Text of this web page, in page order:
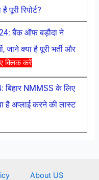
क्लिक करें
रिपोर्ट?
बैंक ऑफ बड़ौदा ने
जाने क्या है पूरी भर्ती और
NMMSS के लिए
है अप्लाई करने की लास्ट
About US